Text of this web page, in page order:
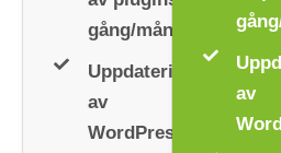
gång/mån.
Uppdatering
av
WordPress
av